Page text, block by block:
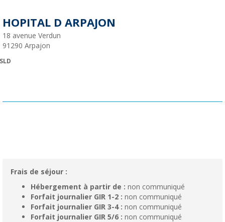
HOPITAL D ARPAJON
18 avenue Verdun
91290 Arpajon
Frais de séjour :
Hébergement à partir de : non communiqué
Forfait journalier GIR 1-2 : non communiqué
Forfait journalier GIR 3-4 : non communiqué
Forfait journalier GIR 5/6 : non communiqué